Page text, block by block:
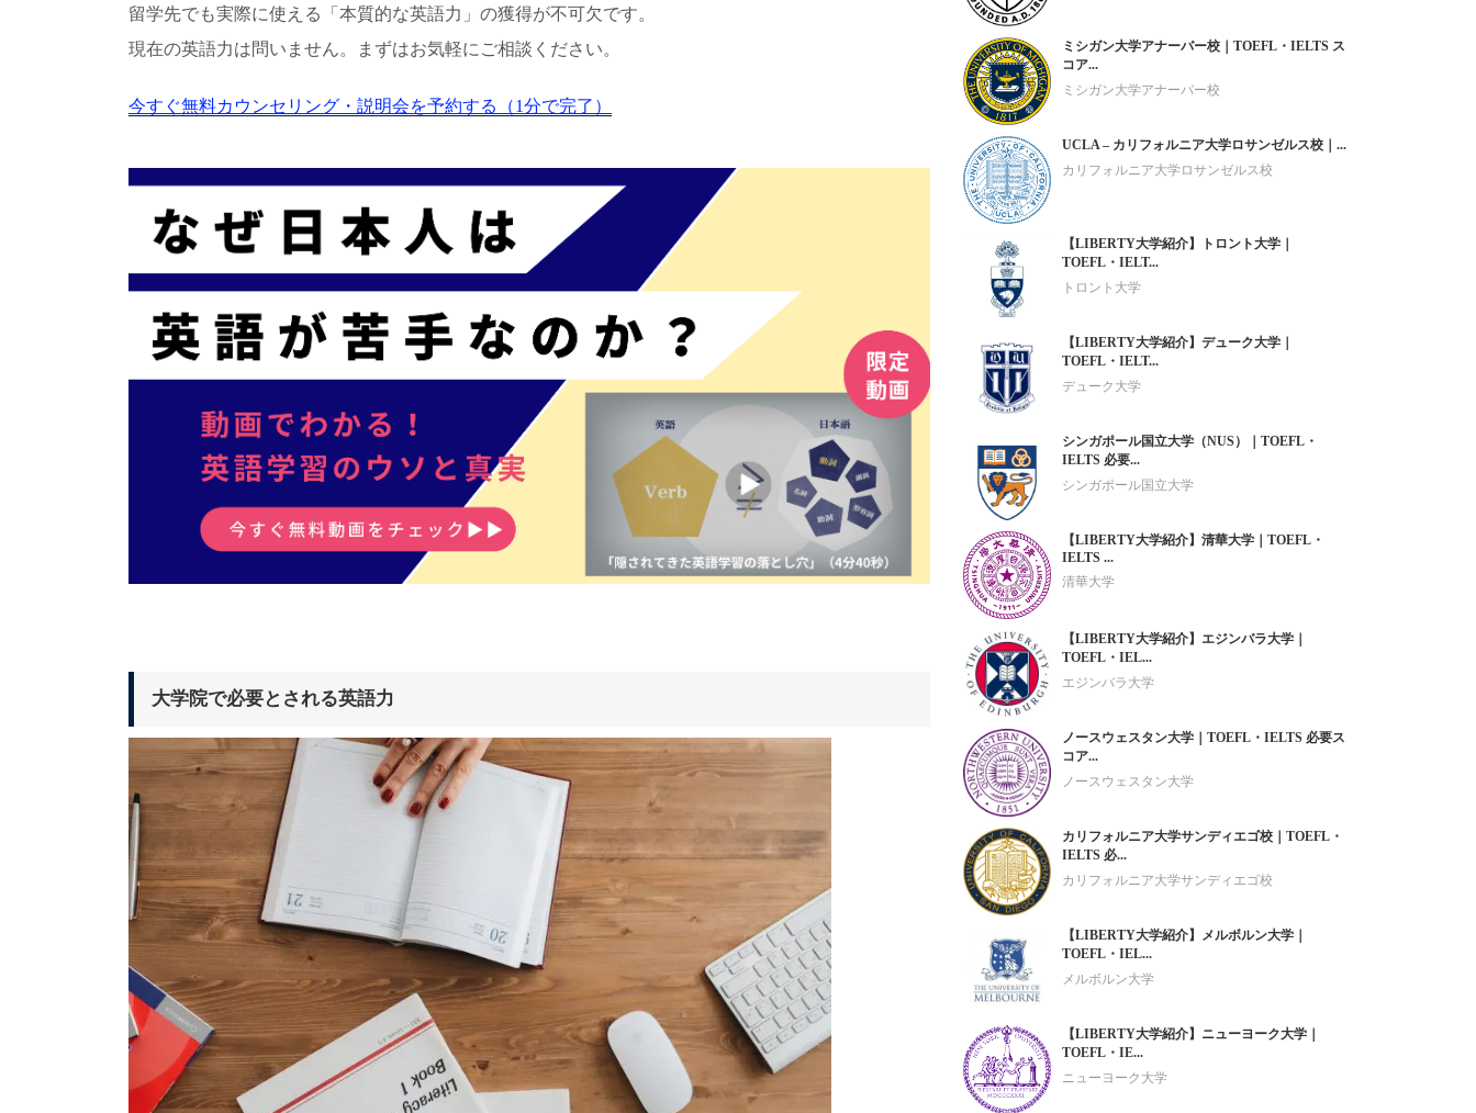
留学先でも実際に使える「本質的な英語力」の獲得が不可欠です。
現在の英語力は問いません。まずはお気軽にご相談ください。
今すぐ無料カウンセリング・説明会を予約する（1分で完了）
大学院で必要とされる英語力
ミシガン大学アナーバー校｜TOEFL・IELTS ス
コア...
ミシガン大学アナーバー校
UCLA – カリフォルニア大学ロサンゼルス校｜...
カリフォルニア大学ロサンゼルス校
【LIBERTY大学紹介】トロント大学｜
TOEFL・IELT...
トロント大学
【LIBERTY大学紹介】デューク大学｜
TOEFL・IELT...
デューク大学
シンガポール国立大学（NUS）｜TOEFL・
IELTS 必要...
シンガポール国立大学
【LIBERTY大学紹介】清華大学｜TOEFL・
IELTS ...
清華大学
【LIBERTY大学紹介】エジンバラ大学｜
TOEFL・IEL...
エジンバラ大学
ノースウェスタン大学｜TOEFL・IELTS 必要ス
コア...
ノースウェスタン大学
カリフォルニア大学サンディエゴ校｜TOEFL・
IELTS 必...
カリフォルニア大学サンディエゴ校
【LIBERTY大学紹介】メルボルン大学｜
TOEFL・IEL...
メルボルン大学
【LIBERTY大学紹介】ニューヨーク大学｜
TOEFL・IE...
ニューヨーク大学